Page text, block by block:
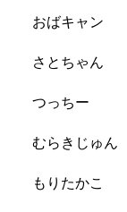
おばキャン
さとちゃん
つっちー
むらきじゅん
もりたかこ